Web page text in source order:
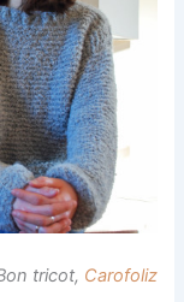
tricot, Carofoliz